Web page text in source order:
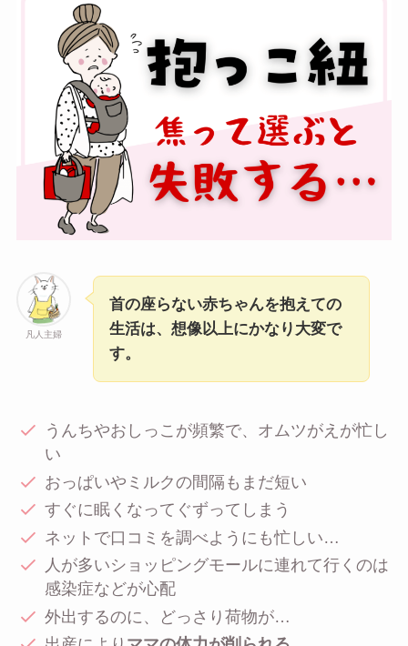
凡人主婦
首の座らない赤ちゃんを抱えての
生活は、想像以上にかなり大変で
す。
うんちやおしっこが頻繁で、オムツがえが忙し
い
おっぱいやミルクの間隔もまだ短い
すぐに眠くなってぐずってしまう
ネットで口コミを調べようにも忙しい…
人が多いショッピングモールに連れて行くのは
感染症などが心配
外出するのに、どっさり荷物が…